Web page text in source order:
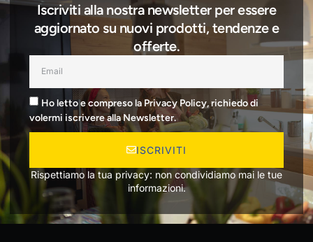
Iscriviti alla nostra newsletter per essere
aggiornato su nuovi prodotti, tendenze e
offerte.
Ho letto e compreso la Privacy Policy, richiedo di
volermi iscrivere alla Newsletter.
ISCRIVITI
Rispettiamo la tua privacy: non condividiamo mai le tue
informazioni.